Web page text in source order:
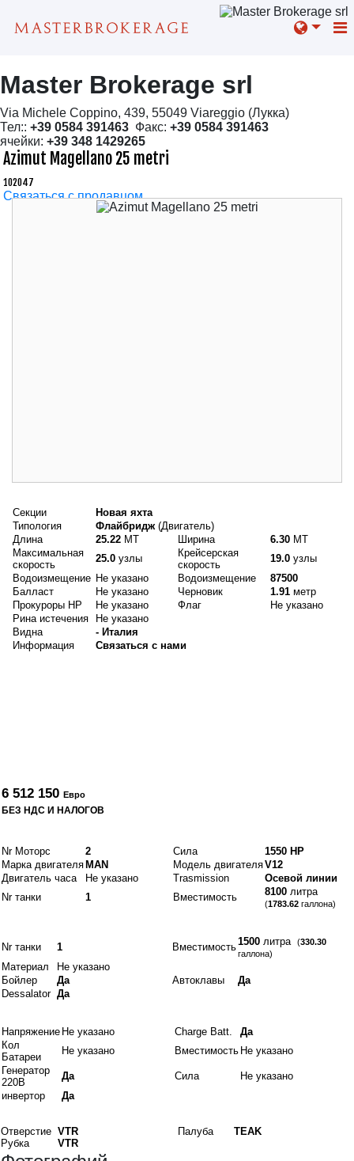
Master Brokerage srl
Via Michele Coppino, 439, 55049 Viareggio (Лукка)
Тел:: +39 0584 391463 Факс: +39 0584 391463
ячейки: +39 348 1429265
Azimut Magellano 25 metri
102047
Связаться с продавцом
Секции
Новая яхта
Типология
Флайбридж(Двигатель)
Длина
25.22 MT Ширина 6.30 MT
Максимальная
скорость
25.0 узлы
Крейсерская
скорость
19.0 узлы
Водоизмещение Не указано Водоизмещение
87500
Балласт
Не указано Черновик 1.91 метр
Прокуроры HP
Не указано Флаг
Не указано
Рина истечения
Не указано
Видна
- Италия
Информация
Связаться с нами
6 512 150 Евро
БЕЗ НДС И НАЛОГОВ
Nr Моторс 2 Сила
1550 HP
Марка двигателя MAN Модель двигателяV12
Двигатель часа
Не указано Trasmission
Осевой линии
Nr танки
1 Вместимость 8100 литра
(1783.62 галлона)
Nr танки 1 Вместимость1500 литра (330.30
галлона)
Материал
Не указано
Бойлер
Да Автоклавы
Да
Dessalator Да
Напряжение Не указано Charge Batt.
Да
Кол
Батареи
Не указано Вместимость Не указано
Генератор
220В
Да Сила
Не указано
инвертор
Да
Отверстие VTR Палуба
TEAK
Рубка
VTR